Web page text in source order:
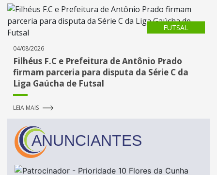
FUTSAL
04/08/2026
Filhéus F.C e Prefeitura de Antônio Prado
firmam parceria para disputa da Série C da
Liga Gaúcha de Futsal
LEIA MAIS
ANUNCIANTES